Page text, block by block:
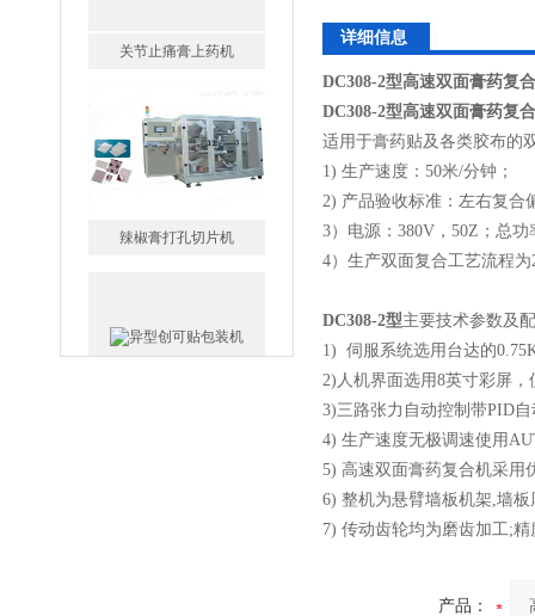
辣椒膏打孔切片机
异型创可贴包装机
详细信息
DC308-2型高速双面膏药复
DC308-2型高速双面膏药复
适用于膏药贴及各类胶布的
1) 生产速度：50米/分钟；
2) 产品验收标准：左右复合
3）电源：380V，50Z；总功
4）生产双面复合工艺流程
DC308-2型主要技术参数及
1) 伺服系统选用台达的
2)人机界面选用8英寸彩屏
3)三路张力自动控制带PID
4) 生产速度无极调速使用
5) 高速双面膏药复合机采用
6) 整机为悬臂墙板机架,墙
7) 传动齿轮均为磨齿加工;
产品：